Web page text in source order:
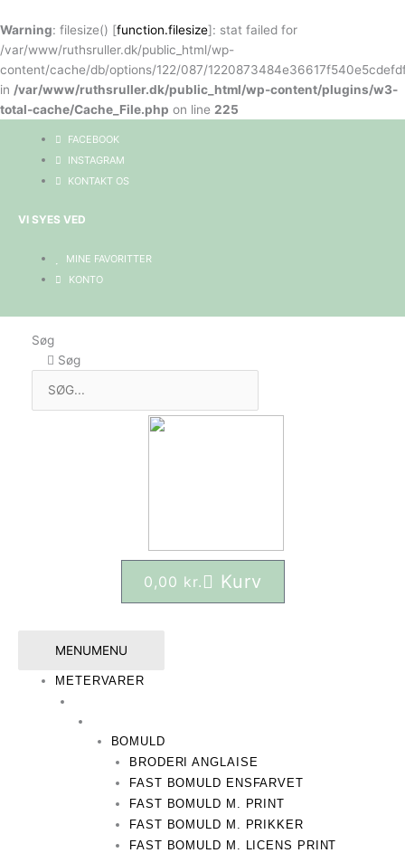
Warning: filesize() [function.filesize]: stat failed for
/var/www/ruthsruller.dk/public_html/wp-
content/cache/db/options/122/087/
in /var/www/ruthsruller.dk/public_html/wp-content/plugins/w3-
total-cache/Cache_File.php on line 225
til
indholdet
FACEBOOK
INSTAGRAM
KONTAKT OS
VI SYES VED
MINE FAVORITTER
KONTO
Søg
Søg
0,00 kr. Kurv
MENUMENU
METERVARER
BOMULD
BRODERI ANGLAISE
FAST BOMULD ENSFARVET
FAST BOMULD M. PRINT
FAST BOMULD M. PRIKKER
FAST BOMULD M. LICENS PRINT